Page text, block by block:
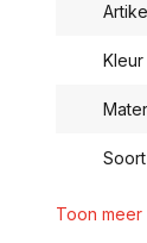
Kleur
Toon meer